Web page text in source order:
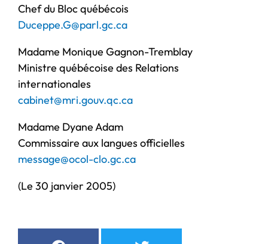
Chef du Bloc québécois
Duceppe.G@parl.gc.ca
Madame Monique Gagnon-Tremblay
Ministre québécoise des Relations
internationales
cabinet@mri.gouv.qc.ca
Madame Dyane Adam
Commissaire aux langues officielles
message@ocol-clo.gc.ca
(Le 30 janvier 2005)